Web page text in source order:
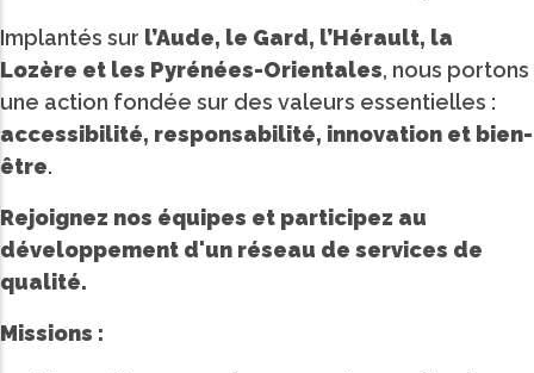
Implantés sur l’Aude, le Gard, l’Hérault, la
Lozère et les Pyrénées-Orientales, nous portons
une action fondée sur des valeurs essentielles :
accessibilité, responsabilité, innovation et bien-
être.
Rejoignez nos équipes et participez au
développement d'un réseau de services de
qualité.
Missions :